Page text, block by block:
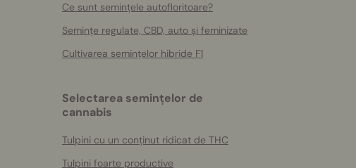
Ce sunt semințele autofloritoare?
Semințe regulate, CBD, auto și feminizate
Cultivarea semințelor hibride F1
Selectarea semințelor de
cannabis
Tulpini cu un conținut ridicat de THC
Tulpini foarte productive